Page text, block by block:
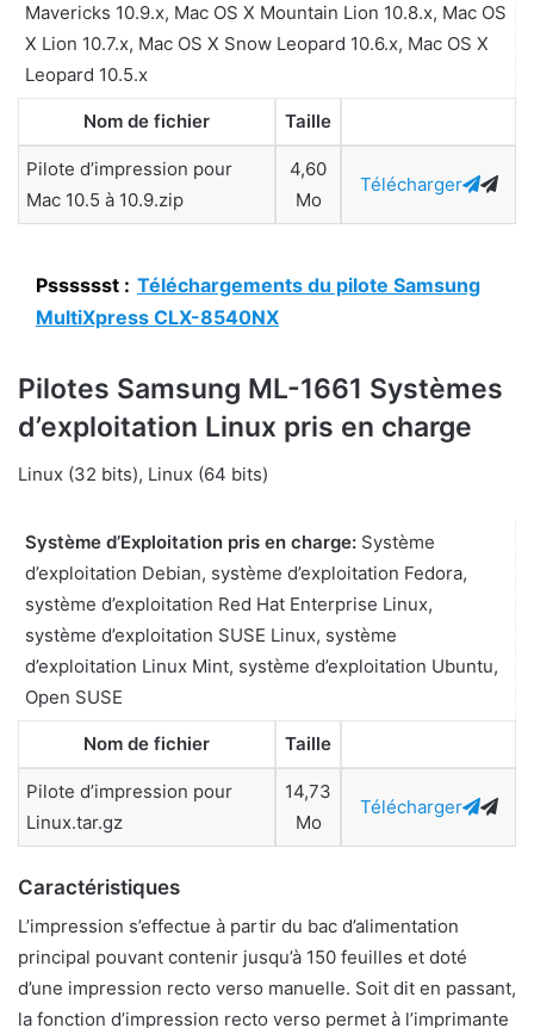
Mavericks 10.9.x, Mac OS X Mountain Lion 10.8.x, Mac OS
X Lion 10.7.x, Mac OS X Snow Leopard 10.6.x, Mac OS X
Leopard 10.5.x
Nom de fichier Taille
Pilote d’impression pour
Mac 10.5 à 10.9.zip
4,60
Mo
Télécharger
Psssssst : Téléchargements du pilote Samsung
MultiXpress CLX-8540NX
Pilotes Samsung ML-1661 Systèmes
d’exploitation Linux pris en charge
Linux (32 bits), Linux (64 bits)
Système d’Exploitation pris en charge: Système
d’exploitation Debian, système d’exploitation Fedora,
système d’exploitation Red Hat Enterprise Linux,
système d’exploitation SUSE Linux, système
d’exploitation Linux Mint, système d’exploitation Ubuntu,
Open SUSE
Nom de fichier Taille
Pilote d’impression pour
Linux.tar.gz
14,73
Mo
Télécharger
Caractéristiques
L’impression s’effectue à partir du bac d’alimentation
principal pouvant contenir jusqu’à 150 feuilles et doté
d’une impression recto verso manuelle. Soit dit en passant,
la fonction d’impression recto verso permet à l’imprimante